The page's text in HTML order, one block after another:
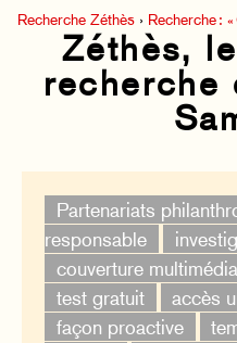
Recherche Zéthès › Recherche :
Zéthès,
recherche
Partenariats
responsable
couverture multimédia
test gratuit
accès
façon proactive